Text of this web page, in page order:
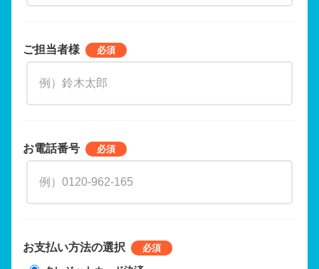
ご担当者様
お電話番号
お支払い方法の選択